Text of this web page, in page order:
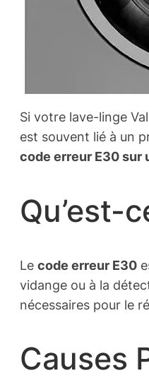
Si votre lave-linge
est souvent lié à un
code erreur E30 sur
Qu’est-
Le code erreur E30
vidange ou à la
nécessaires pour le
Causes